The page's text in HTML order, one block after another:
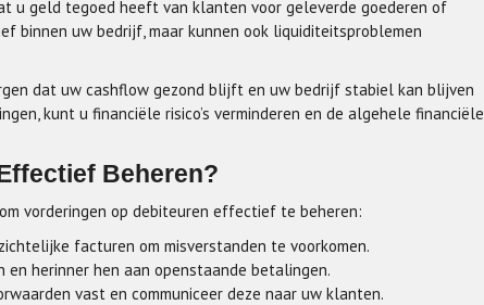
u geld tegoed heeft van klanten voor geleverde goederen of
binnen uw bedrijf, maar kunnen ook liquiditeitsproblemen
dat uw cashflow gezond blijft en uw bedrijf stabiel kan blijven
kunt u financiële risico’s verminderen en de algehele financiële
Beheren?
vorderingen op debiteuren effectief te beheren:
facturen om misverstanden te voorkomen.
herinner hen aan openstaande betalingen.
vast en communiceer deze naar uw klanten.